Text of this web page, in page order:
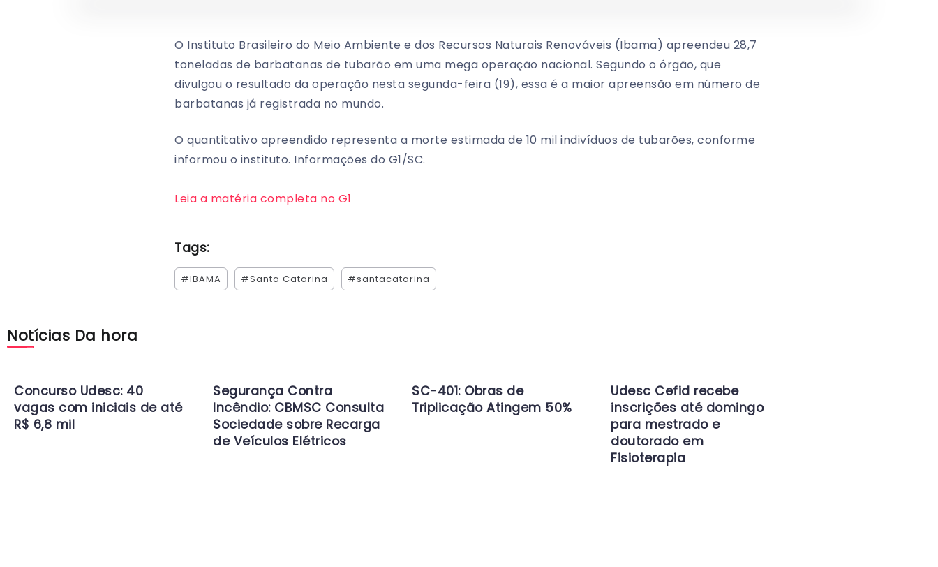
O Instituto Brasileiro do Meio Ambiente e dos Recursos Naturais Renováveis (Ibama) apreendeu 28,7
toneladas de barbatanas de tubarão em uma mega operação nacional. Segundo o órgão, que
divulgou o resultado da operação nesta segunda-feira (19), essa é a maior apreensão em número de
barbatanas já registrada no mundo.
O quantitativo apreendido representa a morte estimada de 10 mil indivíduos de tubarões, conforme
informou o instituto. Informações do G1/SC.
Leia a matéria completa no G1
Tags:
#IBAMA #Santa Catarina #santacatarina
Notícias Da hora
Concurso Udesc: 40
vagas com iniciais de até
R$ 6,8 mil
Segurança Contra
Incêndio: CBMSC Consulta
Sociedade sobre Recarga
de Veículos Elétricos
SC-401: Obras de
Triplicação Atingem 50%
Udesc Cefid recebe
inscrições até domingo
para mestrado e
doutorado em
Fisioterapia